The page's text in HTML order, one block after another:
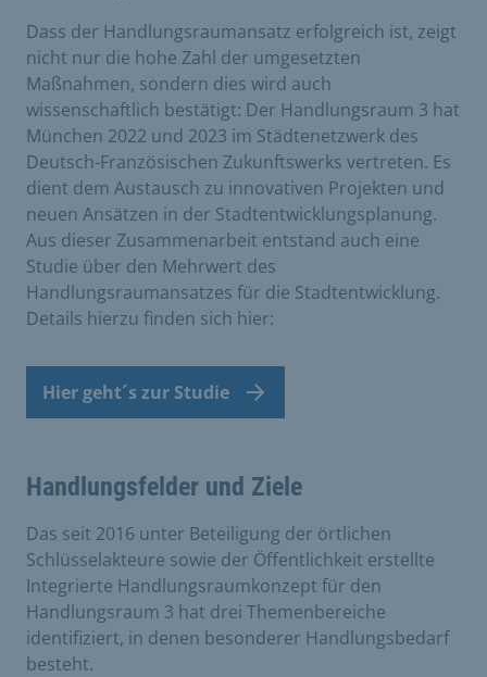
Dass der Handlungsraumansatz erfolgreich ist, zeigt
nicht nur die hohe Zahl der umgesetzten
Maßnahmen, sondern dies wird auch
wissenschaftlich bestätigt: Der Handlungsraum 3 hat
München 2022 und 2023 im Städtenetzwerk des
Deutsch-Französischen Zukunftswerks vertreten. Es
dient dem Austausch zu innovativen Projekten und
neuen Ansätzen in der Stadtentwicklungsplanung.
Aus dieser Zusammenarbeit entstand auch eine
Studie über den Mehrwert des
Handlungsraumansatzes für die Stadtentwicklung.
Details hierzu finden sich hier:
Hier geht´s zur Studie
Handlungsfelder und Ziele
Das seit 2016 unter Beteiligung der örtlichen
Schlüsselakteure sowie der Öffentlichkeit erstellte
Integrierte Handlungsraumkonzept für den
Handlungsraum 3 hat drei Themenbereiche
identifiziert, in denen besonderer Handlungsbedarf
besteht.